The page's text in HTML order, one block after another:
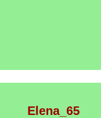
Elena_65